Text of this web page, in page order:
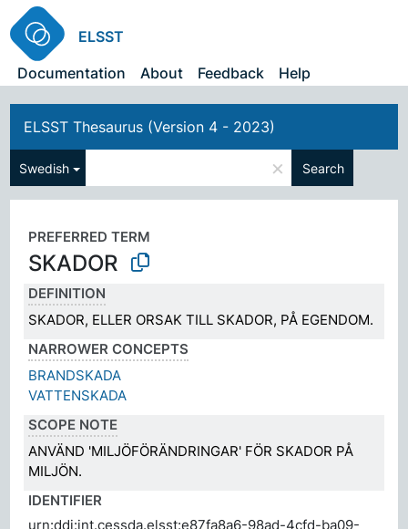
ELSST
Documentation
About Feedback Help
ELSST Thesaurus (Version 4 - 2023)
Swedish × Search
PREFERRED TERM
SKADOR
DEFINITION
SKADOR, ELLER ORSAK TILL SKADOR, PÅ EGENDOM.
NARROWER CONCEPTS
BRANDSKADA
VATTENSKADA
SCOPE NOTE
ANVÄND 'MILJÖFÖRÄNDRINGAR' FÖR SKADOR PÅ
MILJÖN.
IDENTIFIER
urn:ddi:int.cessda.elsst:e87fa8a6-98ad-4cfd-ba09-